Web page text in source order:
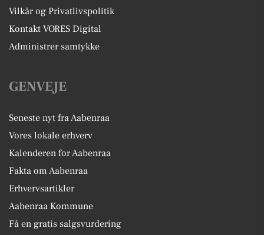
Vilkår og Privatlivspolitik
Kontakt VORES Digital
Administrer samtykke
GENVEJE
Seneste nyt fra Aabenraa
Vores lokale erhverv
Kalenderen for Aabenraa
Fakta om Aabenraa
Erhvervsartikler
Aabenraa Kommune
Få en gratis salgsvurdering